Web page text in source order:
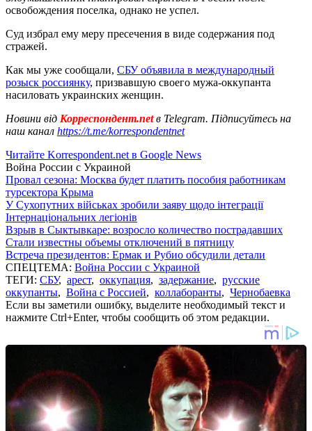
освобождения поселка, однако не успел.
Суд избрал ему меру пресечения в виде содержания под
стражей.
Как мы уже сообщали, СБУ объявила в международный
розыск россиянку, призвавшую своего мужа-оккупанта
насиловать украинских женщин.
Новини від Корреспондент.netв Telegram. Підписуйтесь на
наш канал https://t.me/korrespondentnet
Читайте Korrespondent.net в Google News
Война России с Украиной
Провал сезона: Москва будет платить пособия работникам
турсектора Крыма
У Сухопутних військах зробили заяву щодо інтеграції
Інтернаціональних легіонів
Взрыв в Сыктывкаре: возросло количество пострадавших
Стали известны объемы отключений в пятницу
Встреча президентов: Ермак и Рубио обсудили детали
СПЕЦТЕМА: Война России с Украиной
ТЕГИ: СБУ, арест, оккупация, задержание, русские
оккупанты, Война с Россией, коллаборанты, Чернобаевка
Если вы заметили ошибку, выделите необходимый текст и
нажмите Ctrl+Enter, чтобы сообщить об этом редакции.